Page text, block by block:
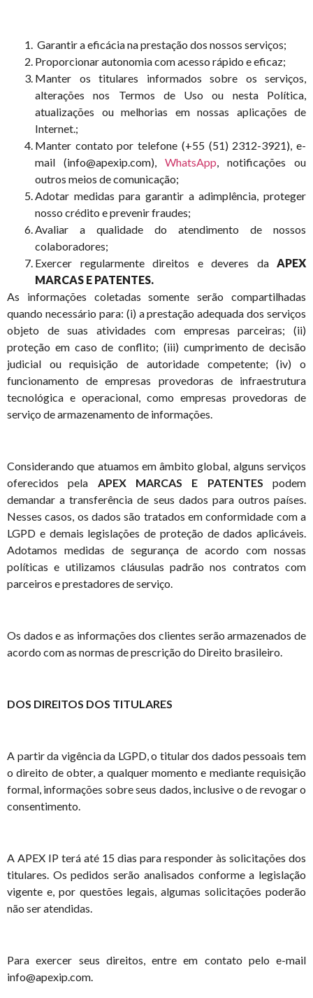
Garantir a eficácia na prestação dos nossos serviços;
Proporcionar autonomia com acesso rápido e eficaz;
Manter os titulares informados sobre os serviços,
alterações nos Termos de Uso ou nesta Política,
atualizações ou melhorias em nossas aplicações de
Internet.;
Manter contato por telefone (+55 (51) 2312-3921), e-
mail (info@apexip.com), WhatsApp, notificações ou
outros meios de comunicação;
Adotar medidas para garantir a adimplência, proteger
nosso crédito e prevenir fraudes;
Avaliar a qualidade do atendimento de nossos
colaboradores;
Exercer regularmente direitos e deveres da APEX
MARCAS E PATENTES.
As informações coletadas somente serão compartilhadas
quando necessário para: (i) a prestação adequada dos serviços
objeto de suas atividades com empresas parceiras; (ii)
proteção em caso de conflito; (iii) cumprimento de decisão
judicial ou requisição de autoridade competente; (iv) o
funcionamento de empresas provedoras de infraestrutura
tecnológica e operacional, como empresas provedoras de
serviço de armazenamento de informações.
Considerando que atuamos em âmbito global, alguns serviços
oferecidos pela APEX MARCAS E PATENTES podem
demandar a transferência de seus dados para outros países.
Nesses casos, os dados são tratados em conformidade com a
LGPD e demais legislações de proteção de dados aplicáveis.
Adotamos medidas de segurança de acordo com nossas
políticas e utilizamos cláusulas padrão nos contratos com
parceiros e prestadores de serviço.
Os dados e as informações dos clientes serão armazenados de
acordo com as normas de prescrição do Direito brasileiro.
DOS DIREITOS DOS TITULARES
A partir da vigência da LGPD, o titular dos dados pessoais tem
o direito de obter, a qualquer momento e mediante requisição
formal, informações sobre seus dados, inclusive o de revogar o
consentimento.
A APEX IP terá até 15 dias para responder às solicitações dos
titulares. Os pedidos serão analisados conforme a legislação
vigente e, por questões legais, algumas solicitações poderão
não ser atendidas.
Para exercer seus direitos, entre em contato pelo e-mail
info@apexip.com.